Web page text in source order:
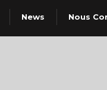
News Nous